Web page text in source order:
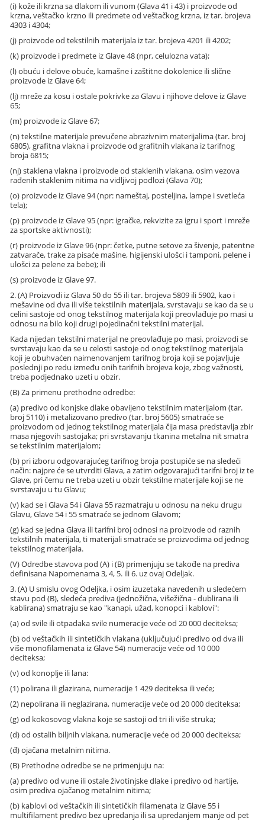
(i) kože ili krzna sa dlakom ili vunom (Glava 41 i 43) i proizvode od
krzna, veštačko krzno ili predmete od veštačkog krzna, iz tar. brojeva
4303 i 4304;
(j) proizvode od tekstilnih materijala iz tar. brojeva 4201 ili 4202;
(k) proizvode i predmete iz Glave 48 (npr, celulozna vata);
(l) obuću i delove obuće, kamašne i zaštitne dokolenice ili slične
proizvode iz Glave 64;
(lj) mreže za kosu i ostale pokrivke za Glavu i njihove delove iz Glave
65;
(m) proizvode iz Glave 67;
(n) tekstilne materijale prevučene abrazivnim materijalima (tar. broj
6805), grafitna vlakna i proizvode od grafitnih vlakana iz tarifnog
broja 6815;
(nj) staklena vlakna i proizvode od staklenih vlakana, osim vezova
rađenih staklenim nitima na vidljivoj podlozi (Glava 70);
(o) proizvode iz Glave 94 (npr: nameštaj, posteljina, lampe i svetleća
tela);
(p) proizvode iz Glave 95 (npr: igračke, rekvizite za igru i sport i mreže
za sportske aktivnosti);
(r) proizvode iz Glave 96 (npr: četke, putne setove za šivenje, patentne
zatvarače, trake za pisaće mašine, higijenski ulošci i tamponi, pelene i
ulošci za pelene za bebe); ili
(s) proizvode iz Glave 97.
2. (A) Proizvodi iz Glava 50 do 55 ili tar. brojeva 5809 ili 5902, kao i
mešavine od dva ili više tekstilnih materijala, svrstavaju se kao da se u
celini sastoje od onog tekstilnog materijala koji preovlađuje po masi u
odnosu na bilo koji drugi pojedinačni tekstilni materijal.
Kada nijedan tekstilni materijal ne preovlađuje po masi, proizvodi se
svrstavaju kao da se u celosti sastoje od onog tekstilnog materijala
koji je obuhvaćen naimenovanjem tarifnog broja koji se pojavljuje
poslednji po redu između onih tarifnih brojeva koje, zbog važnosti,
treba podjednako uzeti u obzir.
(B) Za primenu prethodne odredbe:
(a) predivo od konjske dlake obavijeno tekstilnim materijalom (tar.
broj 5110) i metalizovano predivo (tar. broj 5605) smatraće se
proizvodom od jednog tekstilnog materijala čija masa predstavlja zbir
masa njegovih sastojaka; pri svrstavanju tkanina metalna nit smatra
se tekstilnim materijalom;
(b) pri izboru odgovarajućeg tarifnog broja postupiće se na sledeći
način: najpre će se utvrditi Glava, a zatim odgovarajući tarifni broj iz te
Glave, pri čemu ne treba uzeti u obzir tekstilne materijale koji se ne
svrstavaju u tu Glavu;
(v) kad se i Glava 54 i Glava 55 razmatraju u odnosu na neku drugu
Glavu, Glave 54 i 55 smatraće se jednom Glavom;
(g) kad se jedna Glava ili tarifni broj odnosi na proizvode od raznih
tekstilnih materijala, ti materijali smatraće se proizvodima od jednog
tekstilnog materijala.
(V) Odredbe stavova pod (A) i (B) primenjuju se takođe na prediva
definisana Napomenama 3, 4, 5. ili 6. uz ovaj Odeljak.
3. (A) U smislu ovog Odeljka, i osim izuzetaka navedenih u sledećem
stavu pod (B), sledeća prediva (jednožična, višežična - dublirana ili
kablirana) smatraju se kao "kanapi, užad, konopci i kablovi":
(a) od svile ili otpadaka svile numeracije veće od 20 000 deciteksa;
(b) od veštačkih ili sintetičkih vlakana (uključujući predivo od dva ili
više monofilamenata iz Glave 54) numeracije veće od 10 000
deciteksa;
(v) od konoplje ili lana:
(1) polirana ili glazirana, numeracije 1 429 deciteksa ili veće;
(2) nepolirana ili neglazirana, numeracije veće od 20 000 deciteksa;
(g) od kokosovog vlakna koje se sastoji od tri ili više struka;
(d) od ostalih biljnih vlakana, numeracije veće od 20 000 deciteksa;
(đ) ojačana metalnim nitima.
(B) Prethodne odredbe se ne primenjuju na:
(a) predivo od vune ili ostale životinjske dlake i predivo od hartije,
osim prediva ojačanog metalnim nitima;
(b) kablovi od veštačkih ili sintetičkih filamenata iz Glave 55 i
multifilament predivo bez upredanja ili sa upredanjem manje od pet